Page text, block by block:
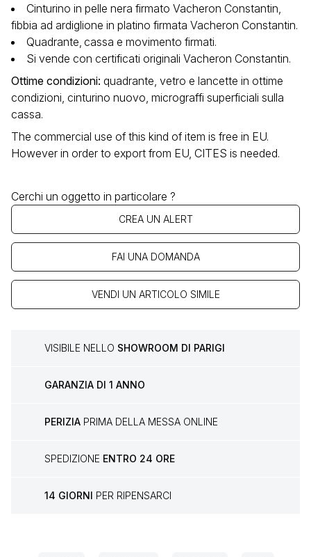
Cinturino in pelle nera firmato Vacheron Constantin,
fibbia ad ardiglione in platino firmata Vacheron Constantin.
Quadrante‚ cassa e movimento firmati.
Si vende con certificati originali Vacheron Constantin.
Ottime condizioni: quadrante, vetro e lancette in ottime
condizioni, cinturino nuovo, micrograffi superficiali sulla
cassa.
The commercial use of this kind of item is free in EU.
However in order to export from EU, CITES is needed.
Cerchi un oggetto in particolare ?
CREA UN ALERT
FAI UNA DOMANDA
VENDI UN ARTICOLO SIMILE
VISIBILE NELLO SHOWROOM DI PARIGI
GARANZIA DI 1 ANNO
PERIZIA PRIMA DELLA MESSA ONLINE
SPEDIZIONE ENTRO 24 ORE
14 GIORNI PER RIPENSARCI